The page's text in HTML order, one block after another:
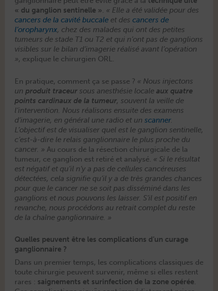
« du gan­glion sen­tinelle ». « Elle a été validée pour des
can­cers de la cav­ité buc­cale et des can­cers de
l’oropharynx, chez des malades qui ont des petites
tumeurs de stade T1 ou T2 et qui n’ont pas de gan­glions
vis­i­bles sur le bilan d’imagerie réal­isé avant l’opération
», explique le chirurgien ORL.
En pra­tique, com­ment ça se passe ? « Nous injec­tons
un pro­duit traceur sous anesthésie locale aux qua­tre
points car­dinaux de la tumeur, sou­vent la veille de
l’intervention. Nous réal­isons ensuite des exa­m­ens
d’imagerie, en général une radio et un scan­ner.
L’objectif est de visu­alis­er quel est le gan­glion sen­tinelle,
c’est-à-dire le relais gan­glion­naire le plus proche du
can­cer. » Au cours de la résec­tion chirur­gi­cale de la
tumeur, ce gan­glion est retiré et analysé. « Si le résul­tat
est négatif et qu’il n’y a pas de cel­lules can­céreuses
détec­tées, cela sig­ni­fie qu’il y a de très grandes chances
pour que le can­cer ne se soit pas dis­séminé dans les
gan­glions et nous pou­vons les laiss­er. S’il est posi­tif en
revanche, nous procé­dons au retrait com­plet du reste
de la chaîne ganglionnaire. »
Quelles peuvent être les complications d’un curage
ganglionnaire ?
Dans un pre­mier temps, les com­pli­ca­tions clas­siques de
toute chirurgie peu­vent sur­venir, même si elles restent
rares : saigne­ments et sur­in­fec­tion de la zone opérée.